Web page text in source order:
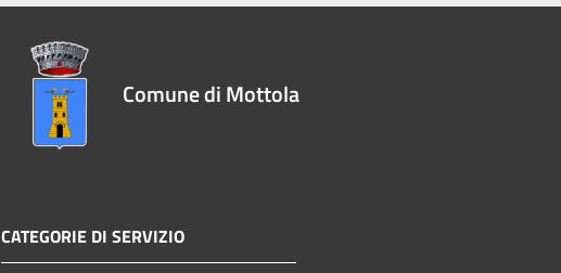
Comune di Mottola
CATEGORIE DI SERVIZIO